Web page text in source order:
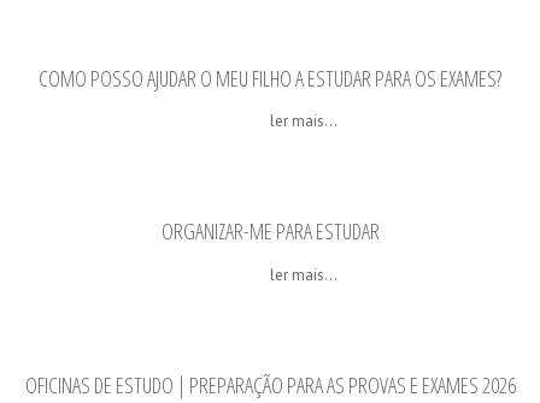
COMO POSSO AJUDAR O MEU FILHO A ESTUDAR PARA OS EXAMES?
ler mais...
ORGANIZAR-ME PARA ESTUDAR
ler mais...
OFICINAS DE ESTUDO | PREPARAÇÃO PARA AS PROVAS E EXAMES 2026